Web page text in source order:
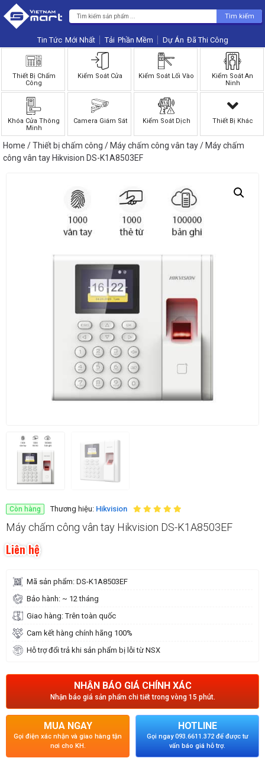
Tìm kiếm
Tin Tức Phần Mềm Dự Án
Thiết Bị Chấm
Công
Kiểm Soát Cửa Kiểm Soát Lối Vào
Kiểm Soát An
Ninh
Khóa Cửa Thông
Minh
Camera Giám Sát Kiểm Soát Dịch Thiết Bị Khác
Home /Thiết bị chấm công /Máy chấm công vân tay/ Máy chấm
công vân tay Hikvision DS-K1A8503EF
Còn hàng Thương hiệu: Hikvision
Máy chấm công vân tay Hikvision DS-K1A8503EF
Liên hệ
Mã sản phẩm: DS-K1A8503EF
Bảo hành: ~ 12 tháng
Giao hàng: Trên toàn quốc
Cam kết hàng chính hãng 100%
Hỗ trợ đổi trả khi sản phẩm bị lỗi từ NSX
NHẬN BÁO GIÁ CHÍNH XÁC
Nhận báo giá sản phẩm chi tiết trong vòng 15 phút.
MUA NGAY
Gọi điện xác nhận và giao hàng tận
nơi cho KH.
HOTLINE
Gọi ngay 093.6611.372 để được tư
vấn báo giá hỗ trợ.